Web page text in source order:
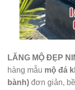
LĂNG MỘ ĐẸP
hàng mẫu mộ đá
bành) đơn giản,